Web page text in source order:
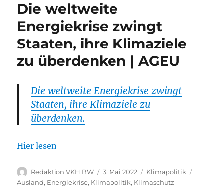
Die weltweite
Energiekrise zwingt
Staaten, ihre Klimaziele
zu überdenken | AGEU
Die weltweite Energiekrise zwingt
Staaten, ihre Klimaziele zu
überdenken.
Hier lesen
Autor
Redaktion VKH BW
Veröffentlicht
am
3. Mai 2022 Kategorien
Klimapolitik
Ausland, Energiekrise, Klimapolitik, Klimaschutz